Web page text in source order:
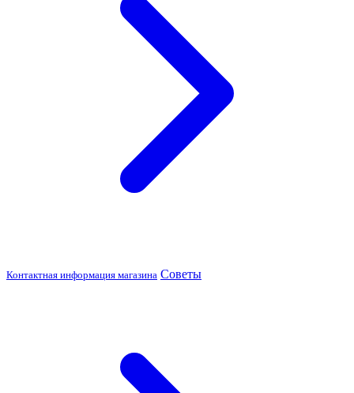
Контактная информация магазина Советы